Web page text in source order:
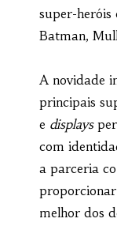
super-heróis
Batman,
A novidade
principais
e displays
com
a parceria
melhor dos